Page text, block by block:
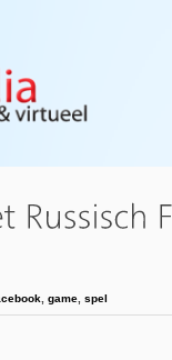
game spel